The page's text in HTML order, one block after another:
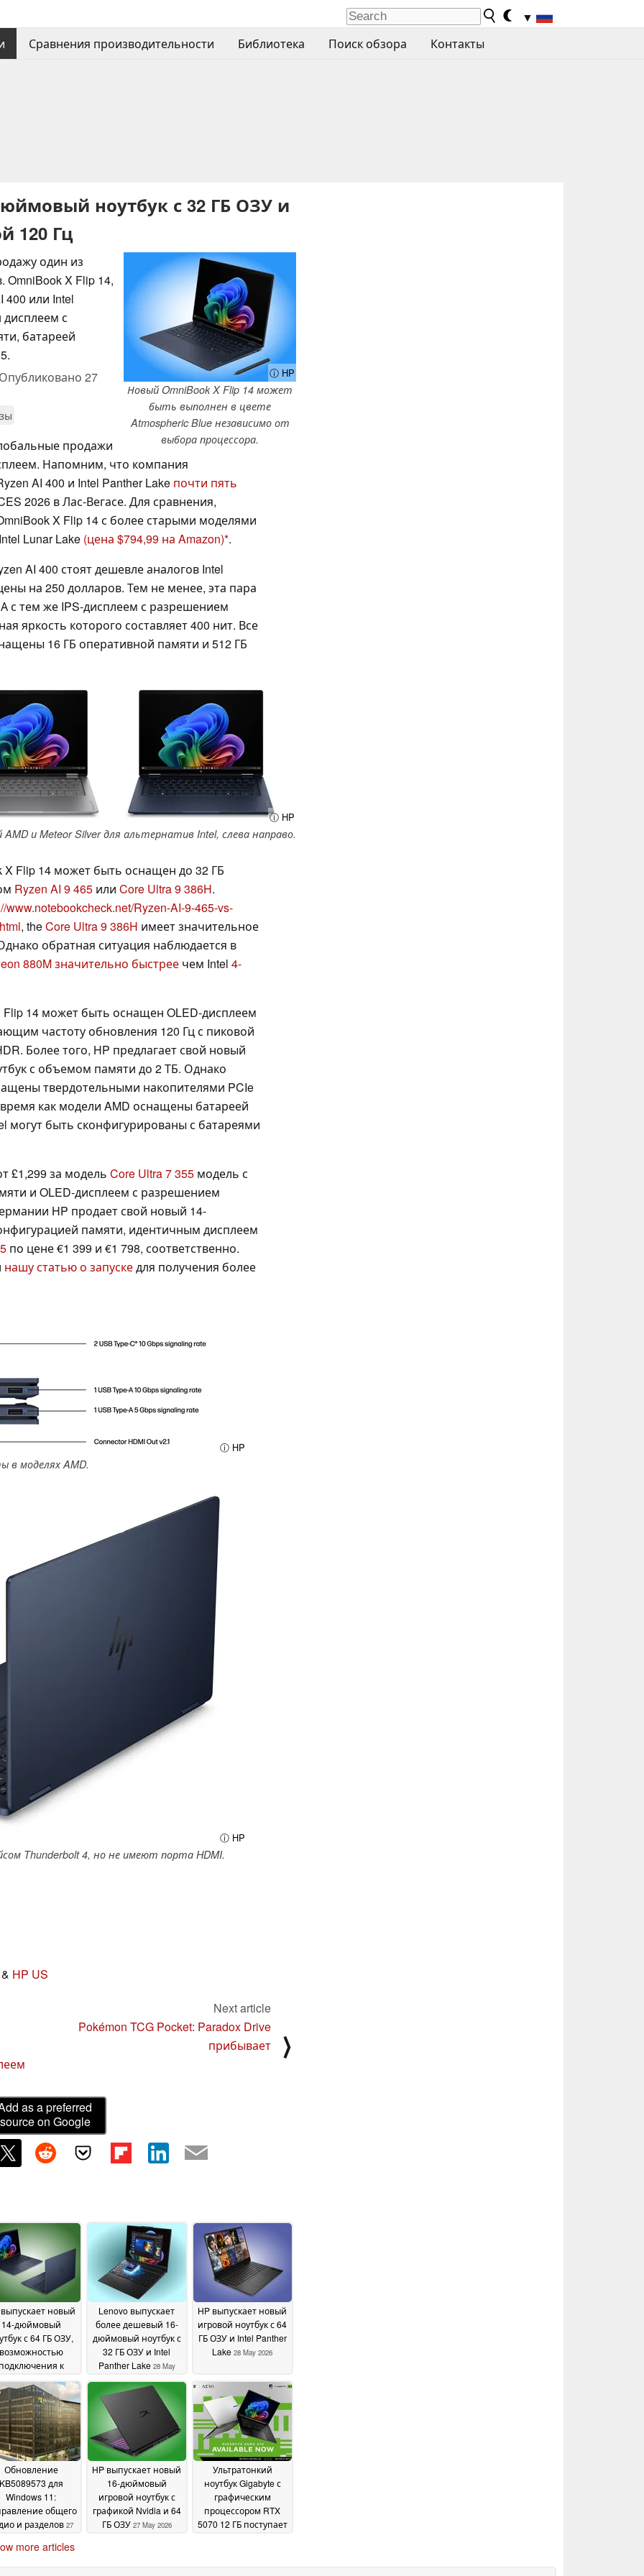
▼
Сравнения производительности Библиотека Поиск обзора Контакты
ноутбук с 32 ГБ ОЗУ и
120 Гц
ⓘ HP
Новый OmniBook X Flip 14 может
быть выполнен в цвете
Atmospheric Blue независимо от
выбора процессора.
один из
X Flip 14,
400 или Intel
с
батареей
27
продажи
Напомним, что компания
AI 400 и Intel Panther Lake почти пять
2026 в Лас-Вегасе. Для сравнения,
X Flip 14 с более старыми моделями
Lunar Lake (цена $794,99 на Amazon) .
AI 400 стоят дешевле аналогов Intel
на 250 долларов. Тем не менее, эта пара
с тем же IPS-дисплеем с разрешением
яркость которого составляет 400 нит. Все
16 ГБ оперативной памяти и 512 ГБ
ⓘ HP
AMD и Meteor Silver для альтернатив Intel, слева направо.
X Flip 14 может быть оснащен до 32 ГБ
Ryzen AI 9 465 или Core Ultra 9 386H.
www.notebookcheck.net/Ryzen-AI-9-465-vs-
, theCore Ultra 9 386H имеет значительное
обратная ситуация наблюдается в
880Mзначительно быстрее чем Intel 4-
14 может быть оснащен OLED-дисплеем
частоту обновления 120 Гц с пиковой
Более того, HP предлагает свой новый
с объемом памяти до 2 ТБ. Однако
твердотельными накопителями PCIe
как модели AMD оснащены батареей
могут быть сконфигурированы с батареями
£1,299 за модель Core Ultra 7 355 модель с
и OLED-дисплеем с разрешением
HP продает свой новый 14-
памяти, идентичным дисплеем
по цене €1 399 и €1 798, соответственно.
нашу статью о запускедля получения более
ⓘ HP
в моделях AMD.
ⓘ HP
Thunderbolt 4, но не имеют порта HDMI.
HP US
Next article
Pokémon TCG Pocket: Paradox Drive
прибывает
⟩
as a preferred
source on Google
новый
14-дюймовый
с 64 ГБ ОЗУ,
к
дисплеем с
120 Гц28
May 2026
Lenovo выпускает
более дешевый 16-
дюймовый ноутбук с
32 ГБ ОЗУ и Intel
Panther Lake 28 May
2026
HP выпускает новый
игровой ноутбук с 64
ГБ ОЗУ и Intel Panther
Lake 28 May 2026
Обновление
для
Windows 11:
общего
и разделов 27
HP выпускает новый
16-дюймовый
игровой ноутбук с
графикой Nvidia и 64
ГБ ОЗУ 27 May 2026
Ультратонкий
ноутбук Gigabyte с
графическим
процессором RTX
5070 12 ГБ поступает
more articles